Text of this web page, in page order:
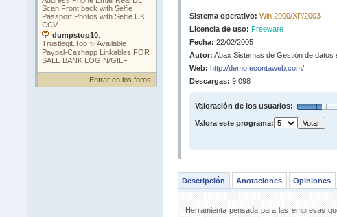
Entrar en los foros
Sistema operativo: Win 2000/XP/2003
Licencia de uso: Freeware
Fecha: 22/02/2005
Autor: Abax Sistemas de Gestión de datos
Web: http://demo.econtaweb.com/
Descargas: 9.098
Valoración de los usuarios:
Valora este programa:
Descripción Anotaciones Opiniones
Herramienta pensada para las empresas